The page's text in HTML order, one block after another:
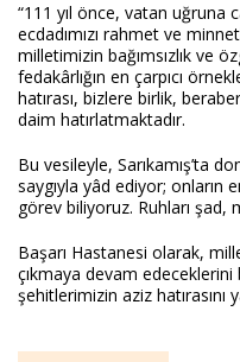
“111 yıl önce, vatan uğruna
ecdadımızı rahmet ve
milletimizin bağımsızlık ve
fedakârlığın en çarpıcı
hatırası, bizlere birlik,
daim hatırlatmaktadır.
Bu vesileyle, Sarıkamış’ta
saygıyla yâd ediyor; onların
görev biliyoruz. Ruhları şad,
Başarı Hastanesi olarak,
çıkmaya devam
şehitlerimizin aziz